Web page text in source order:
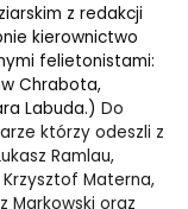
z redakcji
kierownictwo
felietonistami:
Chrabota,
Labuda.) Do
którzy odeszli z
Ramlau,
Krzysztof Materna,
Markowski oraz